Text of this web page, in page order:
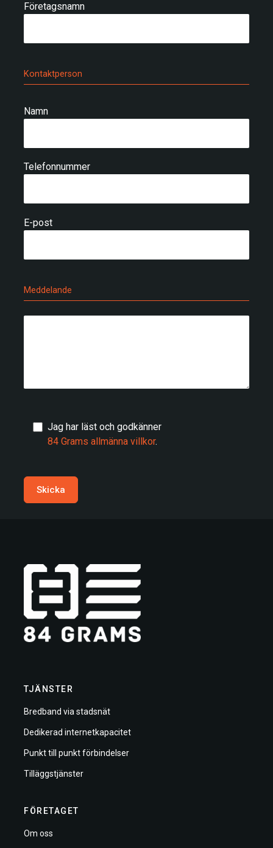
Företagsnamn
Kontaktperson
Namn
Telefonnummer
E-post
Meddelande
Jag har läst och godkänner
84 Grams allmänna villkor.
Skicka
TJÄNSTER
Bredband via stadsnät
Dedikerad internetkapacitet
Punkt till punkt förbindelser
Tilläggstjänster
FÖRETAGET
Om oss